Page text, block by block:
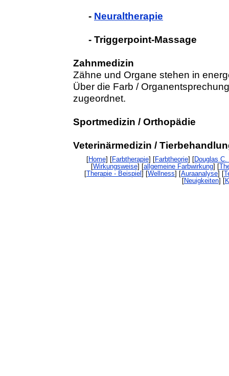
- Neuraltherapie
- Triggerpoint-Massage
Zahnmedizin
Zähne und Organe stehen in
Über die Farb /
zugeordnet.
Sportmedizin / Orthopädie
Veterinärmedizin /
Home] [ Farbtherapie] [ Farbtheorie] [
Douglas C.
Wirkungsweise] [ allgemeine Farbwirkung] [
Therapie - Beispiel Wellness Auraanalyse
Neuigkeiten] [